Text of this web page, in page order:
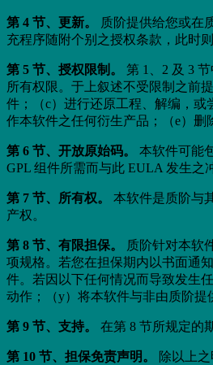
第 4 节、更新。 质阶提供给您或在
充程序随附个别之授权条款，此时
第 5 节、授权限制。
第 1、2 及 3
所有权限。于上叙述不受限制之前
件；（c）进行还原工程、解编，
作本软件之任何衍生产品；（e）
第 6 节、开放原始码。 本软件可能
GPL 组件所需而与此 EULA 发生之
第 7 节、所有权。
本软件是质阶与
产权。
第 8 节、有限担保。
质阶针对本软
项规格。若您在担保期内以书面通
件。若因以下任何情况而导致发生
动作；（y）将本软件与非由质阶提
第 9 节、支持。 在第 8 节所规定的
第 10 节、担保免责声明。
除以上